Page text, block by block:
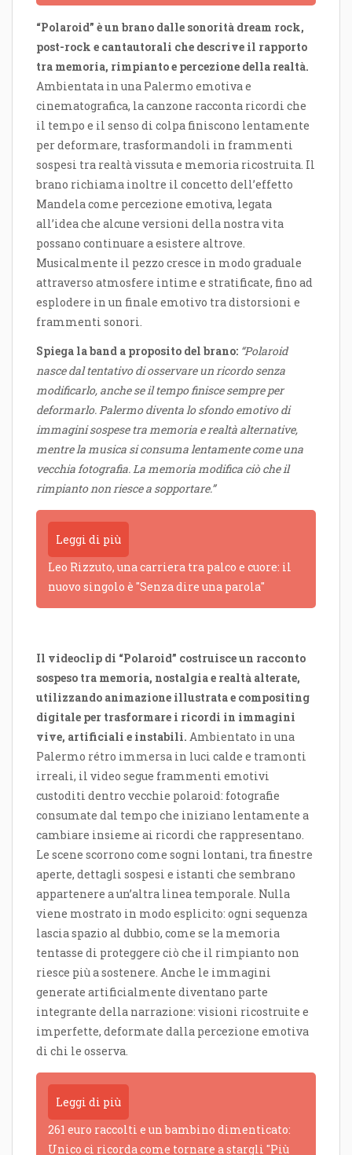
“Polaroid” è un brano dalle sonorità dream rock,
post-rock e cantautorali che descrive il rapporto
tra memoria, rimpianto e percezione della realtà.
Ambientata in una Palermo emotiva e
cinematografica, la canzone racconta ricordi che
il tempo e il senso di colpa finiscono lentamente
per deformare, trasformandoli in frammenti
sospesi tra realtà vissuta e memoria ricostruita. Il
brano richiama inoltre il concetto dell’effetto
Mandela come percezione emotiva, legata
all’idea che alcune versioni della nostra vita
possano continuare a esistere altrove.
Musicalmente il pezzo cresce in modo graduale
attraverso atmosfere intime e stratificate, fino ad
esplodere in un finale emotivo tra distorsioni e
frammenti sonori.
Spiega la band a proposito del brano: “Polaroid
nasce dal tentativo di osservare un ricordo senza
modificarlo, anche se il tempo finisce sempre per
deformarlo. Palermo diventa lo sfondo emotivo di
immagini sospese tra memoria e realtà alternative,
mentre la musica si consuma lentamente come una
vecchia fotografia. La memoria modifica ciò che il
rimpianto non riesce a sopportare.”
Leggi di più
Leo Rizzuto, una carriera tra palco e cuore: il
nuovo singolo è "Senza dire una parola"
Il videoclip di “Polaroid” costruisce un racconto
sospeso tra memoria, nostalgia e realtà alterate,
utilizzando animazione illustrata e compositing
digitale per trasformare i ricordi in immagini
vive, artificiali e instabili. Ambientato in una
Palermo rétro immersa in luci calde e tramonti
irreali, il video segue frammenti emotivi
custoditi dentro vecchie polaroid: fotografie
consumate dal tempo che iniziano lentamente a
cambiare insieme ai ricordi che rappresentano.
Le scene scorrono come sogni lontani, tra finestre
aperte, dettagli sospesi e istanti che sembrano
appartenere a un’altra linea temporale. Nulla
viene mostrato in modo esplicito: ogni sequenza
lascia spazio al dubbio, come se la memoria
tentasse di proteggere ciò che il rimpianto non
riesce più a sostenere. Anche le immagini
generate artificialmente diventano parte
integrante della narrazione: visioni ricostruite e
imperfette, deformate dalla percezione emotiva
di chi le osserva.
Leggi di più
261 euro raccolti e un bambino dimenticato:
Unico ci ricorda come tornare a stargli "Più